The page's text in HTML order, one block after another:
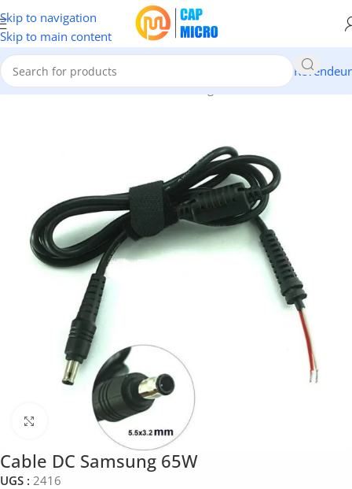
Skip to navigation
Skip to main content
Revendeur
/Portables & tablettes/Chargeurs & Cables Pc Portable
Click to enlarge
Cable DC Samsung 65W
UGS : 2416